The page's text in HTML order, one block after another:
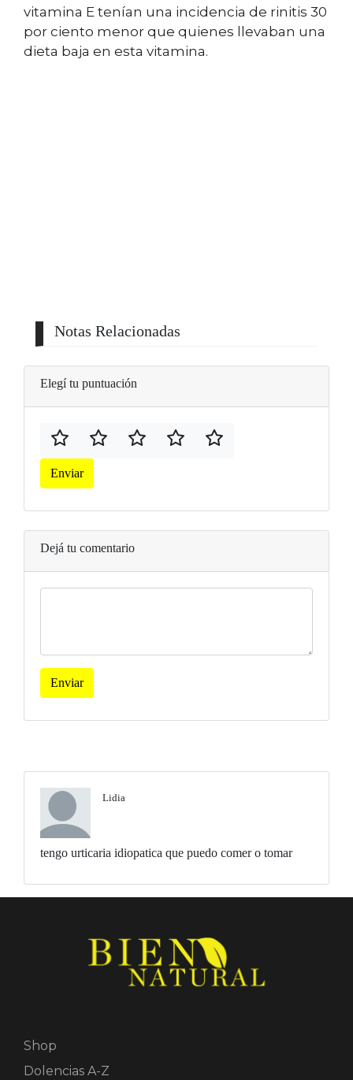
vitamina E tenían una incidencia de rinitis 30
por ciento menor que quienes llevaban una
dieta baja en esta vitamina.
Notas Relacionadas
Elegí tu puntuación
Enviar
Dejá tu comentario
Enviar
Lidia
tengo urticaria idiopatica que puedo comer o tomar
Shop
Dolencias A-Z